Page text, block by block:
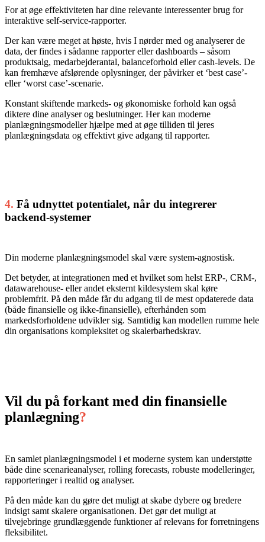
For at øge effektiviteten har dine relevante interessenter brug for
interaktive self-service-rapporter.
Der kan være meget at høste, hvis I nørder med og analyserer de
data, der findes i sådanne rapporter eller dashboards – såsom
produktsalg, medarbejderantal, balanceforhold eller cash-levels. De
kan fremhæve afslørende oplysninger, der påvirker et ‘best case’-
eller ‘worst case’-scenarie.
Konstant skiftende markeds- og økonomiske forhold kan også
diktere dine analyser og beslutninger. Her kan moderne
planlægningsmodeller hjælpe med at øge tilliden til jeres
planlægningsdata og effektivt give adgang til rapporter.
4. Få udnyttet potentialet, når du integrerer
backend-systemer
Din moderne planlægningsmodel skal være system-agnostisk.
Det betyder, at integrationen med et hvilket som helst ERP-, CRM-,
datawarehouse- eller andet eksternt kildesystem skal køre
problemfrit. På den måde får du adgang til de mest opdaterede data
(både finansielle og ikke-finansielle), efterhånden som
markedsforholdene udvikler sig. Samtidig kan modellen rumme hele
din organisations kompleksitet og skalerbarhedskrav.
Vil du på forkant med din finansielle
planlægning?
En samlet planlægningsmodel i et moderne system kan understøtte
både dine scenarieanalyser, rolling forecasts, robuste modelleringer,
rapporteringer i realtid og analyser.
På den måde kan du gøre det muligt at skabe dybere og bredere
indsigt samt skalere organisationen. Det gør det muligt at
tilvejebringe grundlæggende funktioner af relevans for forretningens
fleksibilitet.